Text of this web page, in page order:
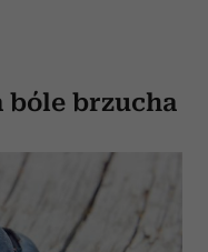
bóle brzucha